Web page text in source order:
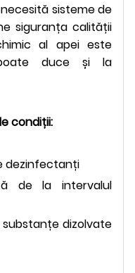
sisteme de
siguranța calității
al apei este
duce și la
condiții:
dezinfectanți
de la intervalul
dizolvate